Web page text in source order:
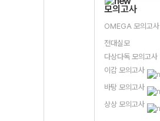
모의고사
OMEGA 모의고사
전대실모
다상다독 모의고사
이감 모의고사
바탕 모의고사
상상 모의고사